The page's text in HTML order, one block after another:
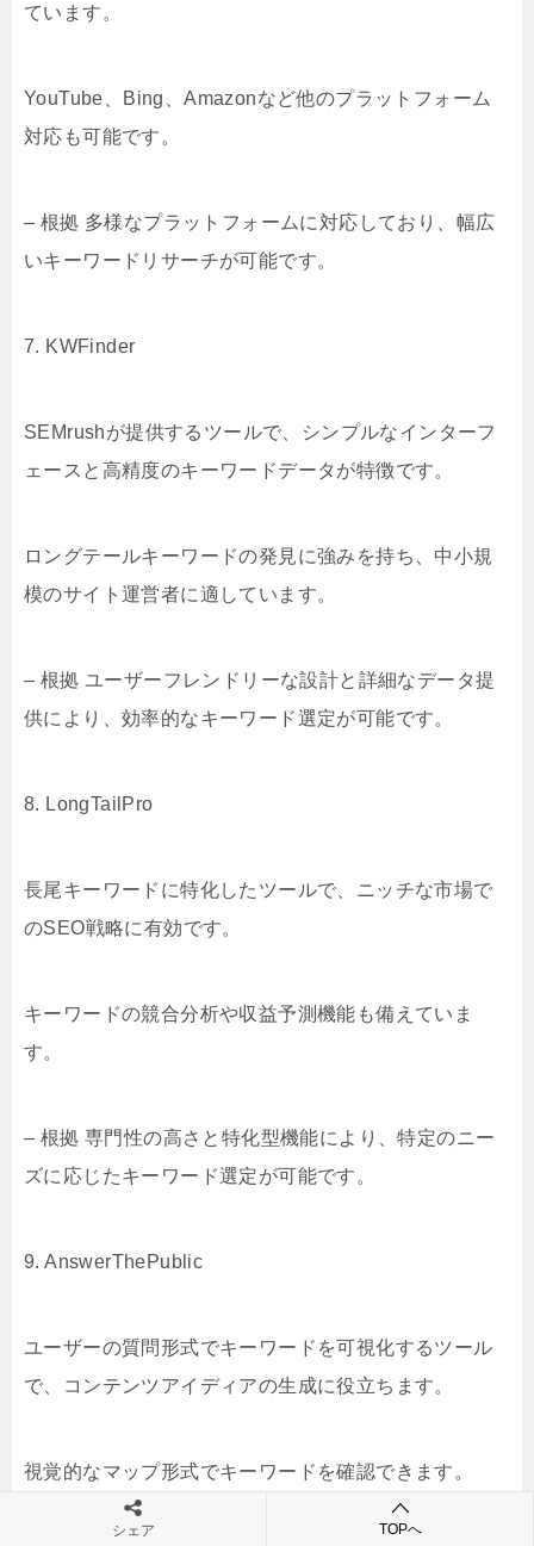
ています。
YouTube、Bing、Amazonなど他のプラットフォーム
対応も可能です。
– 根拠 多様なプラットフォームに対応しており、幅広
いキーワードリサーチが可能です。
7. KWFinder
SEMrushが提供するツールで、シンプルなインターフ
ェースと高精度のキーワードデータが特徴です。
ロングテールキーワードの発見に強みを持ち、中小規
模のサイト運営者に適しています。
– 根拠 ユーザーフレンドリーな設計と詳細なデータ提
供により、効率的なキーワード選定が可能です。
8. LongTailPro
長尾キーワードに特化したツールで、ニッチな市場で
のSEO戦略に有効です。
キーワードの競合分析や収益予測機能も備えていま
す。
– 根拠 専門性の高さと特化型機能により、特定のニー
ズに応じたキーワード選定が可能です。
9. AnswerThePublic
ユーザーの質問形式でキーワードを可視化するツール
で、コンテンツアイディアの生成に役立ちます。
視覚的なマップ形式でキーワードを確認できます。
シェア TOPへ